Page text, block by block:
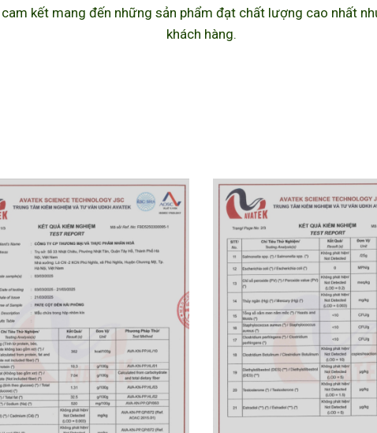
kết mang đến những sản phẩm đạt chất lượng cao nhất
khách hàng.